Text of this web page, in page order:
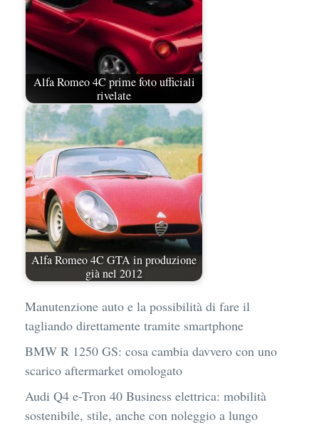
Alfa Romeo 4C prime foto ufficiali
rivelate
Alfa Romeo 4C GTA in produzione
già nel 2012
Manutenzione auto e la possibilità di fare il
tagliando direttamente tramite smartphone
BMW R 1250 GS: cosa cambia davvero con uno
scarico aftermarket omologato
Audi Q4 e-Tron 40 Business elettrica: mobilità
sostenibile, stile, anche con noleggio a lungo